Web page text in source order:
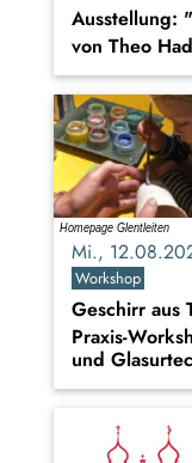
Ausstellung:
von Theo
Mi.,
Workshop
Geschirr aus
Praxis-
und